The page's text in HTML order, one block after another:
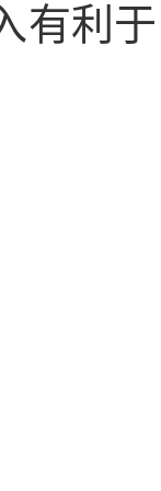
有利